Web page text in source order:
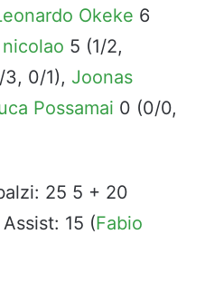
Okeke 6
5 (1/2,
0/1), Joonas
Possamai 0 (0/0,
25 5 + 20
15 (Fabio